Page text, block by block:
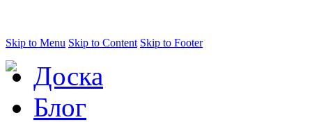
Skip to Menu Skip to Content Skip to Footer
Доска
Блог